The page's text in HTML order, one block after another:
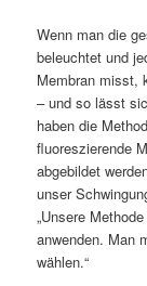
Wenn man die
beleuchtet und
Membran misst,
– und so lässt
haben die
fluoreszierende
abgebildet
unser
„Unsere
anwenden. Man
wählen.“